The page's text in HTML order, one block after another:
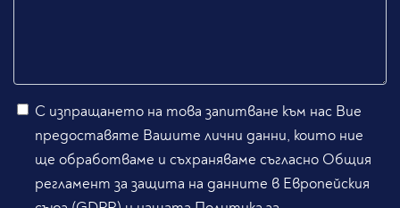
С изпращането на това запитване към нас Вие
предоставяте Вашите лични данни, които ние
ще обработваме и съхраняваме съгласно Общия
регламент за защита на данните в Европейския